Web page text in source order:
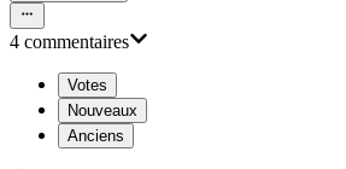
4 commentaires
Votes
Nouveaux
Anciens